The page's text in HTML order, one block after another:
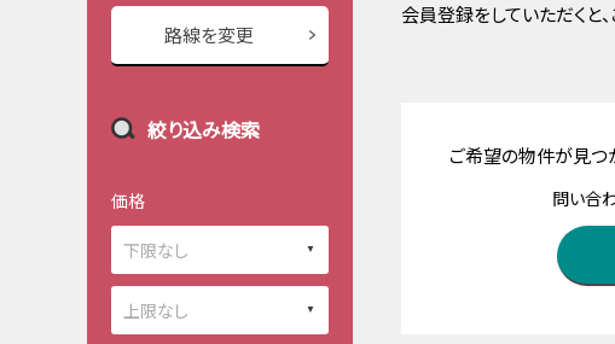
会員登録をしていただくと
ご希望の物件が見つ
問い合
路線を変更
絞り込み検索
価格